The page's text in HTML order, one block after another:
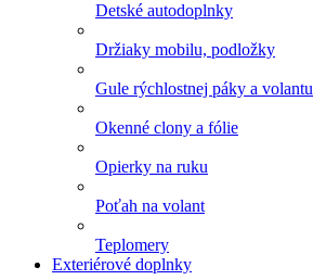
Detské autodoplnky
Držiaky mobilu, podložky
Gule rýchlostnej páky a volantu
Okenné clony a fólie
Opierky na ruku
Poťah na volant
Teplomery
Exteriérové doplnky